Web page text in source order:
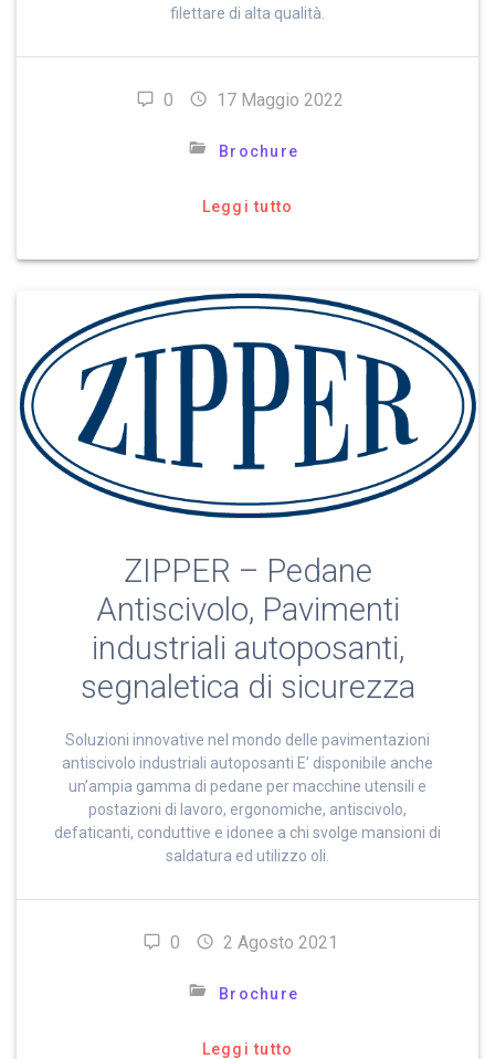
filettare di alta qualità.
0 17 Maggio 2022
Brochure
Leggi tutto
ZIPPER – Pedane
Antiscivolo, Pavimenti
industriali autoposanti,
segnaletica di sicurezza
Soluzioni innovative nel mondo delle pavimentazioni
antiscivolo industriali autoposanti E’ disponibile anche
un’ampia gamma di pedane per macchine utensili e
postazioni di lavoro, ergonomiche, antiscivolo,
defaticanti, conduttive e idonee a chi svolge mansioni di
saldatura ed utilizzo oli.
0 2 Agosto 2021
Brochure
Leggi tutto